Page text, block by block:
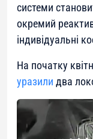
системи
окремий
індивідуальні
На початку
уразили два